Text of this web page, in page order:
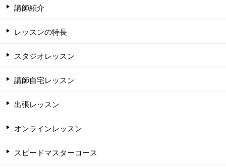
講師紹介
レッスンの特長
スタジオレッスン
講師自宅レッスン
出張レッスン
オンラインレッスン
スピードマスターコース